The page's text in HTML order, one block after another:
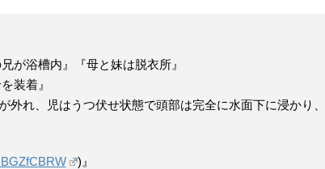
が浴槽内』『母と妹は脱衣所』
装着』
外れ、児はうつ伏せ状態で頭部は完全に水面下に浸かり、
)』